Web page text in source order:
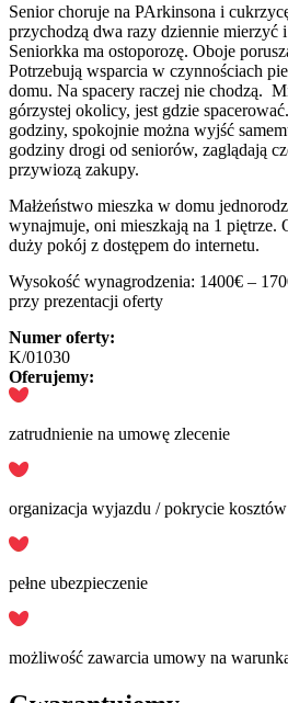
Senior choruje na PArkinsona i
przychodzą dwa razy dziennie mierzyć
Seniorkka ma ostoporozę. Oboje
Potrzebują wsparcia w czynnościach
domu. Na spacery raczej nie chodzą.
górzystej okolicy, jest gdzie
godziny, spokojnie można wyjść
godziny drogi od seniorów, zaglądają
przywiozą zakupy.
Małżeństwo mieszka w domu
wynajmuje, oni mieszkają na 1 piętrze.
duży pokój z dostępem do internetu.
Wysokość wynagrodzenia: 1400€ –
przy prezentacji oferty
Numer oferty:
K/01030
Oferujemy:
zatrudnienie na umowę zlecenie
organizacja wyjazdu / pokrycie
pełne ubezpieczenie
możliwość zawarcia umowy na